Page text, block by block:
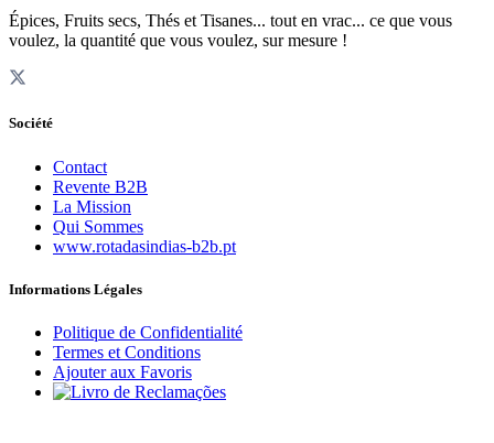
Épices, Fruits secs, Thés et Tisanes... tout en vrac... ce que vous
voulez, la quantité que vous voulez, sur mesure !
Société
Contact
Revente B2B
La Mission
Qui Sommes
www.rotadasindias-b2b.pt
Informations Légales
Politique de Confidentialité
Termes et Conditions
Ajouter aux Favoris